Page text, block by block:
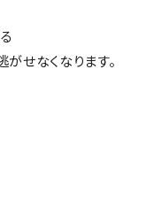
せなくなります。